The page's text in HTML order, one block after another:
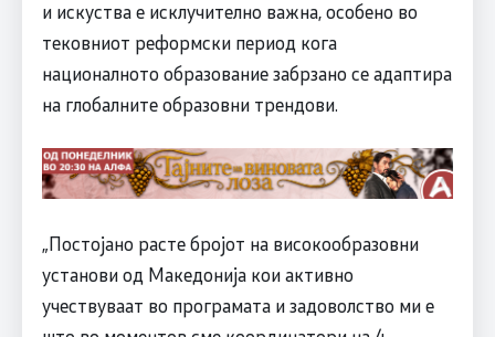
и искуства е исклучително важна, особено во
тековниот реформски период кога
националното образование забрзано се адаптира
на глобалните образовни трендови.
„Постојано расте бројот на високообразовни
установи од Македонија кои активно
учествуваат во програмата и задоволство ми е